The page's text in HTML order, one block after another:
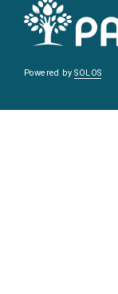
Powered bySOLOS